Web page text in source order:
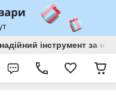
інструмент за